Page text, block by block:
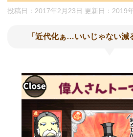
投稿日：2017年2月23日 更新日： 2019
「 近代化ぁ…いいじゃない減